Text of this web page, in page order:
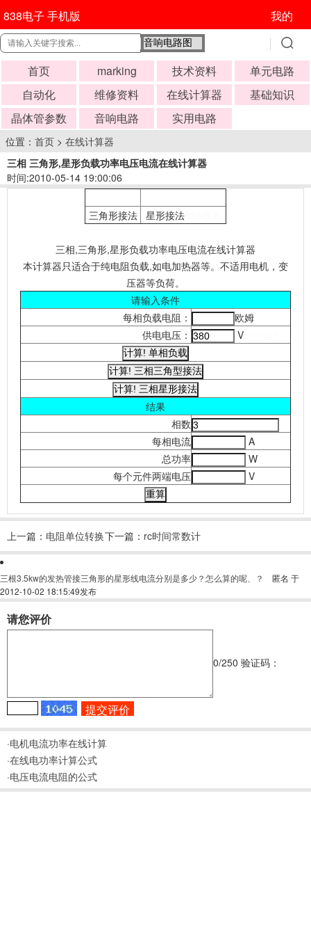
838电子 手机版 我的
首页 marking 技术资料
单元电路
自动化
维修资料 在线计算器
基础知识
晶体管参数
音响电路 实用电路
位置： 首页 > 在线计算器
三相 三角形,星形负载功率电压电流在线计算器
时间:2010-05-14 19:00:06
三角形接法 星形接法
三相,三角形,星形负载功率电压电流在线计算器
本计算器只适合于纯电阻负载,如电加热器等。不适用电机，变
压器等负荷。
请输入条件
每相负载电阻：
欧姆
供电电压：
V
结果
相数
每相电流
A
总功率
W
每个元件两端电压
V
上一篇： 电阻单位转换下一篇： rc时间常数计
三根3.5kw的发热管接三角形的星形线电流分别是多少？怎么算的呢、？ 匿名 于
2012-10-02 18:15:49发布
请您评价
0/250 验证码：
·电机电流功率在线计算
·在线电功率计算公式
·电压电流电阻的公式